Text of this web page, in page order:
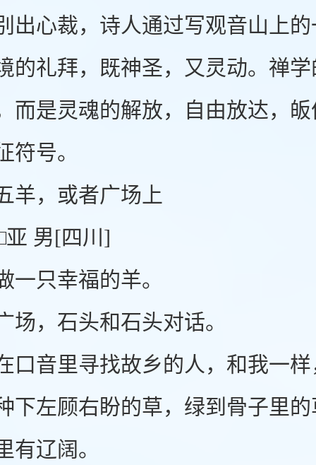
出心裁，诗人通过写观音山上
的礼拜，既神圣，又灵动。禅
而是灵魂的解放，自由放达，
符号。
或者广场上
[四川]
幸福的羊。
石头和石头对话。
里寻找故乡的人，和我一样
顾右盼的草，绿到骨子里的
有辽阔。